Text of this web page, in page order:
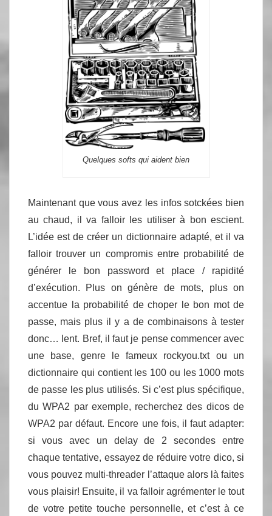
Quelques softs qui aident bien
Maintenant que vous avez les infos sotckées bien
au chaud, il va falloir les utiliser à bon escient.
L’idée est de créer un dictionnaire adapté, et il va
falloir trouver un compromis entre probabilité de
générer le bon password et place / rapidité
d’exécution. Plus on génère de mots, plus on
accentue la probabilité de choper le bon mot de
passe, mais plus il y a de combinaisons à tester
donc… lent. Bref, il faut je pense commencer avec
une base, genre le fameux rockyou.txt ou un
dictionnaire qui contient les 100 ou les 1000 mots
de passe les plus utilisés. Si c’est plus spécifique,
du WPA2 par exemple, recherchez des dicos de
WPA2 par défaut. Encore une fois, il faut adapter:
si vous avec un delay de 2 secondes entre
chaque tentative, essayez de réduire votre dico, si
vous pouvez multi-threader l’attaque alors là faites
vous plaisir! Ensuite, il va falloir agrémenter le tout
de votre petite touche personnelle, et c’est à ce